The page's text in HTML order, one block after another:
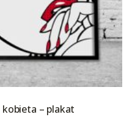
kobieta – plakat